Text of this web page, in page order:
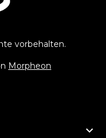
vorbehalten.
Morpheon
